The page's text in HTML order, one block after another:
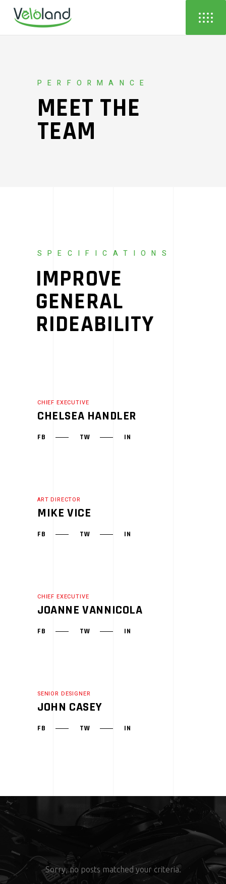
PERFORMANCE
MEET THE
TEAM
SPECIFICATIONS
IMPROVE
GENERAL
RIDEABILITY
CHIEF EXECUTIVE
CHELSEA HANDLER
FB TW IN
ART DIRECTOR
MIKE VICE
FB TW IN
CHIEF EXECUTIVE
JOANNE VANNICOLA
FB TW IN
SENIOR DESIGNER
JOHN CASEY
FB TW IN
Sorry, no posts matched your criteria.